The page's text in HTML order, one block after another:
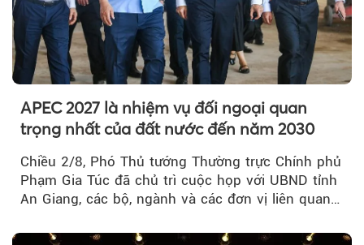
APEC 2027 là nhiệm vụ đối ngoại quan
trọng nhất của đất nước đến năm 2030
Chiều 2/8, Phó Thủ tướng Thường trực Chính phủ
Phạm Gia Túc đã chủ trì cuộc họp với UBND tỉnh
An Giang, các bộ, ngành và các đơn vị liên quan